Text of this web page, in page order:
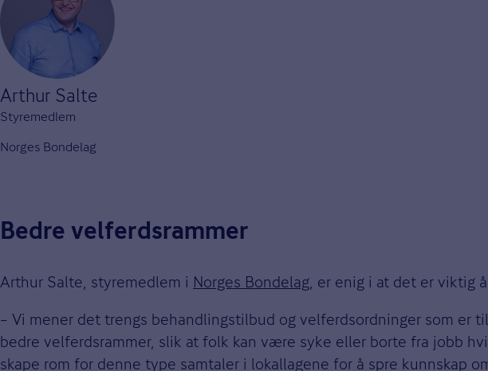
Arthur Salte
Styremedlem
Norges Bondelag
Bedre velferdsrammer
Arthur Salte, styremedlem i Norges Bondelag , er enig i at det er viktig
– Vi mener det trengs behandlingstilbud og velferdsordninger som er
bedre velferdsrammer, slik at folk kan være syke eller borte fra jobb
skape rom for denne type samtaler i lokallagene for å spre kunnskap